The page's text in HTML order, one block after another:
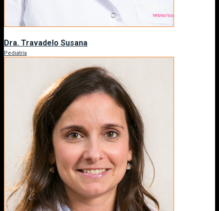
Dra. Travadelo Susana
Pediatría